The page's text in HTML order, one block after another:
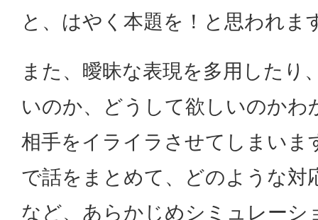
と、はやく本題を！と思われま
また、曖昧な表現を多用したり
いのか、どうして欲しいのかわ
相手をイライラさせてしまいま
で話をまとめて、どのような対
など、あらかじめシミュレーシ